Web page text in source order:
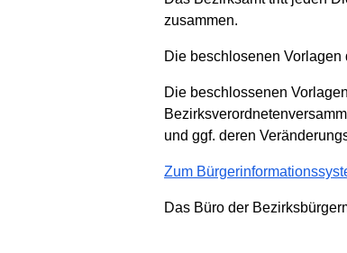
zusammen.
Die beschlosenen
Die beschlossenen
und ggf. deren
Zum
Das Büro der